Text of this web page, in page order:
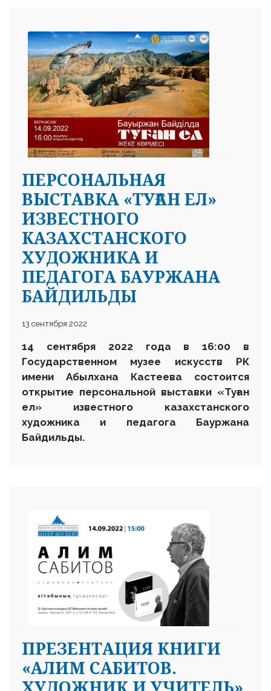
ПЕРСОНАЛЬНАЯ
ВЫСТАВКА «ТУҒАН ЕЛ»
ИЗВЕСТНОГО
КАЗАХСТАНСКОГО
ХУДОЖНИКА И
ПЕДАГОГА БАУРЖАНА
БАЙДИЛЬДЫ
13 сентября 2022
14 сентября 2022 года в 16:00 в
Государственном музее искусств РК
имени Абылхана Кастеева состоится
открытие персональной выставки «Туған
ел» известного казахстанского
художника и педагога Бауржана
Байдильды.
ПРЕЗЕНТАЦИЯ КНИГИ
«АЛИМ САБИТОВ.